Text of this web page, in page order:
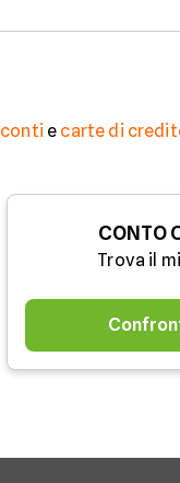
conti e carte di
CONTO
Trova il